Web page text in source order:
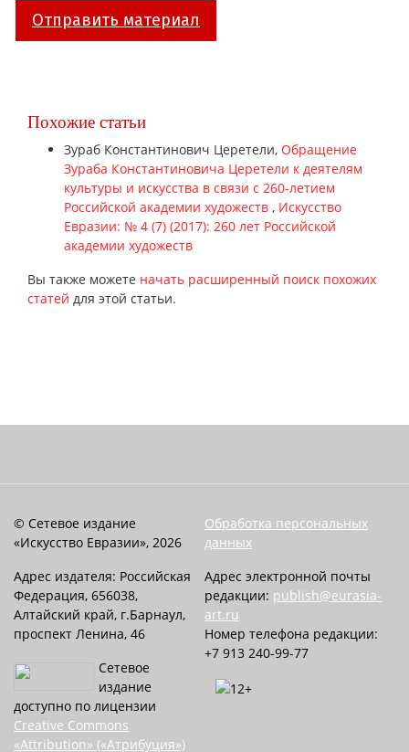
Отправить материал
Похожие статьи
Зураб Константинович Церетели, Обращение
Зураба Константиновича Церетели к деятелям
культуры и искусства в связи с 260-летием
Российской академии художеств , Искусство
Евразии: № 4 (7) (2017): 260 лет Российской
академии художеств
Вы также можете начать расширенный поиск похожих
статей для этой статьи.
© Сетевое издание
«Искусство Евразии», 2026
Адрес издателя: Российская
Федерация, 656038,
Алтайский край, г.Барнаул,
проспект Ленина, 46
Сетевое
издание
доступно по лицензии
Creative Commons
«Attribution» («Атрибуция»)
Обработка персональных
данных
Адрес электронной почты
редакции: publish@eurasia-
art.ru
Номер телефона редакции:
+7 913 240-99-77